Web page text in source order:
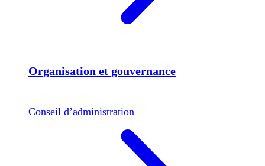
Organisation et gouvernance
Conseil d’administration